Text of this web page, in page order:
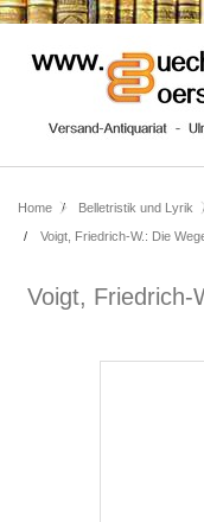
Home Belletristik und Lyrik
Voigt, Friedrich-W.: Die
Voigt, Friedrich-